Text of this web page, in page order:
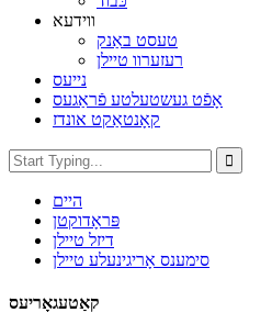
ווידעא
טעסט באַנק
רעזערוו טיילן
נייעס
אָפֿט געשטעלטע פֿראַגעס
קאָנטאַקט אונדז
היים
פּראָדוקטן
דיזל טיילן
סימענס אָריגינעלע טיילן
קאַטעגאָריעס